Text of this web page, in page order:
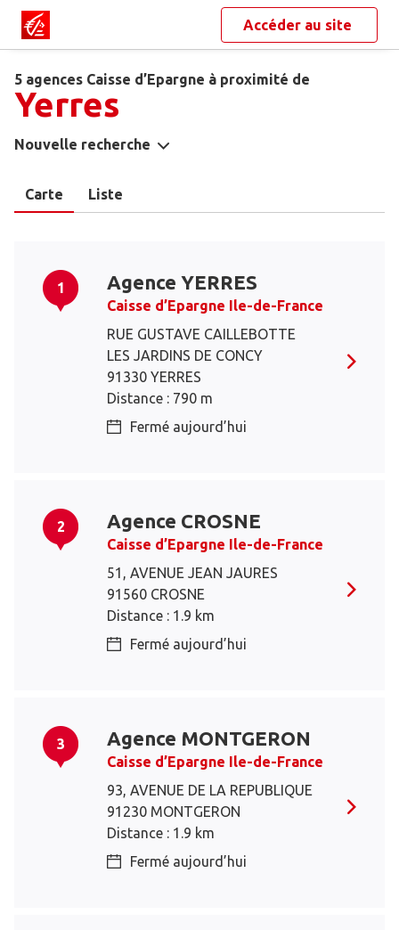
Accéder au site
5 agences Caisse d’Epargne à proximité de
Yerres
Nouvelle recherche
Carte Liste
1 Agence YERRES
Caisse d’Epargne Ile-de-France
RUE GUSTAVE CAILLEBOTTE
LES JARDINS DE CONCY
91330 YERRES
Distance : 790 m
Fermé aujourd’hui
2 Agence CROSNE
Caisse d’Epargne Ile-de-France
51, AVENUE JEAN JAURES
91560 CROSNE
Distance : 1.9 km
Fermé aujourd’hui
3 Agence MONTGERON
Caisse d’Epargne Ile-de-France
93, AVENUE DE LA REPUBLIQUE
91230 MONTGERON
Distance : 1.9 km
Fermé aujourd’hui